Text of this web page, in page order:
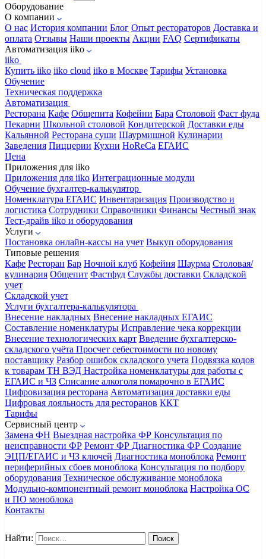
Оборудование
О компании
О нас История компании Блог Опыт рестораторов Доставка и
оплата Отзывы Наши проекты Акции FAQ Сертификаты
Автоматизация iiko
iiko
Купить iiko iiko cloud iiko в Москве Тарифы Установка
Обучение
Техническая поддержка
Автоматизация
Ресторана Кафе Общепита Кофейни Бара Столовой Фаст фуда
Пекарни Школьной столовой Кондитерской Доставки еды
Кальянной Ресторана суши Шаурмишной Кулинарии
Заведения Пиццерии Кухни HoReCa ЕГАИС
Цена
Приложения для iiko
Приложения для iiko Интеграционные модули
Обучение бухгалтер-калькулятор
Номенклатура ЕГАИС Инвентаризация Производство и
логистика Сотрудники Справочники Финансы Честный знак
Тест-драйв iiko и оборудования
Услуги
Постановка онлайн-кассы на учет Выкуп оборудования
Типовые решения
Кафе Ресторан Бар Ночной клуб Кофейня Шаурма Столовая/
кулинария Общепит Фастфуд Службы доставки Складской
учет
Складской учет
Услуги бухгалтера-калькулятора
Внесение накладных Внесение накладных ЕГАИС
Составление номенклатуры Исправление чека коррекции
Внесение технологических карт Введение бухгалтерско-
складского учёта Просчет себестоимости по новому
поставщику Разбор ошибок складского учета Подвязка кодов
к товарам ТН ВЭД Настройка номенклатуры для работы с
ЕГАИС и ЧЗ Списание алкоголя помарочно в ЕГАИС
Цифровизация ресторана Автоматизация доставки еды
Цифровая лояльность для ресторанов ККТ
Тарифы
Сервисный центр
Замена ФН Выездная настройка ФР Консультация по
неисправности ФР Ремонт ФР Диагностика ФР Создание
ЭЦП/ЕГАИС и ЧЗ ключей Диагностика моноблока Ремонт
периферийных сбоев моноблока Консультация по подбору
оборудования Техническое обслуживание моноблока
Модульно-компонентный ремонт моноблока Настройка ОС
и ПО моноблока
Контакты
Найти: